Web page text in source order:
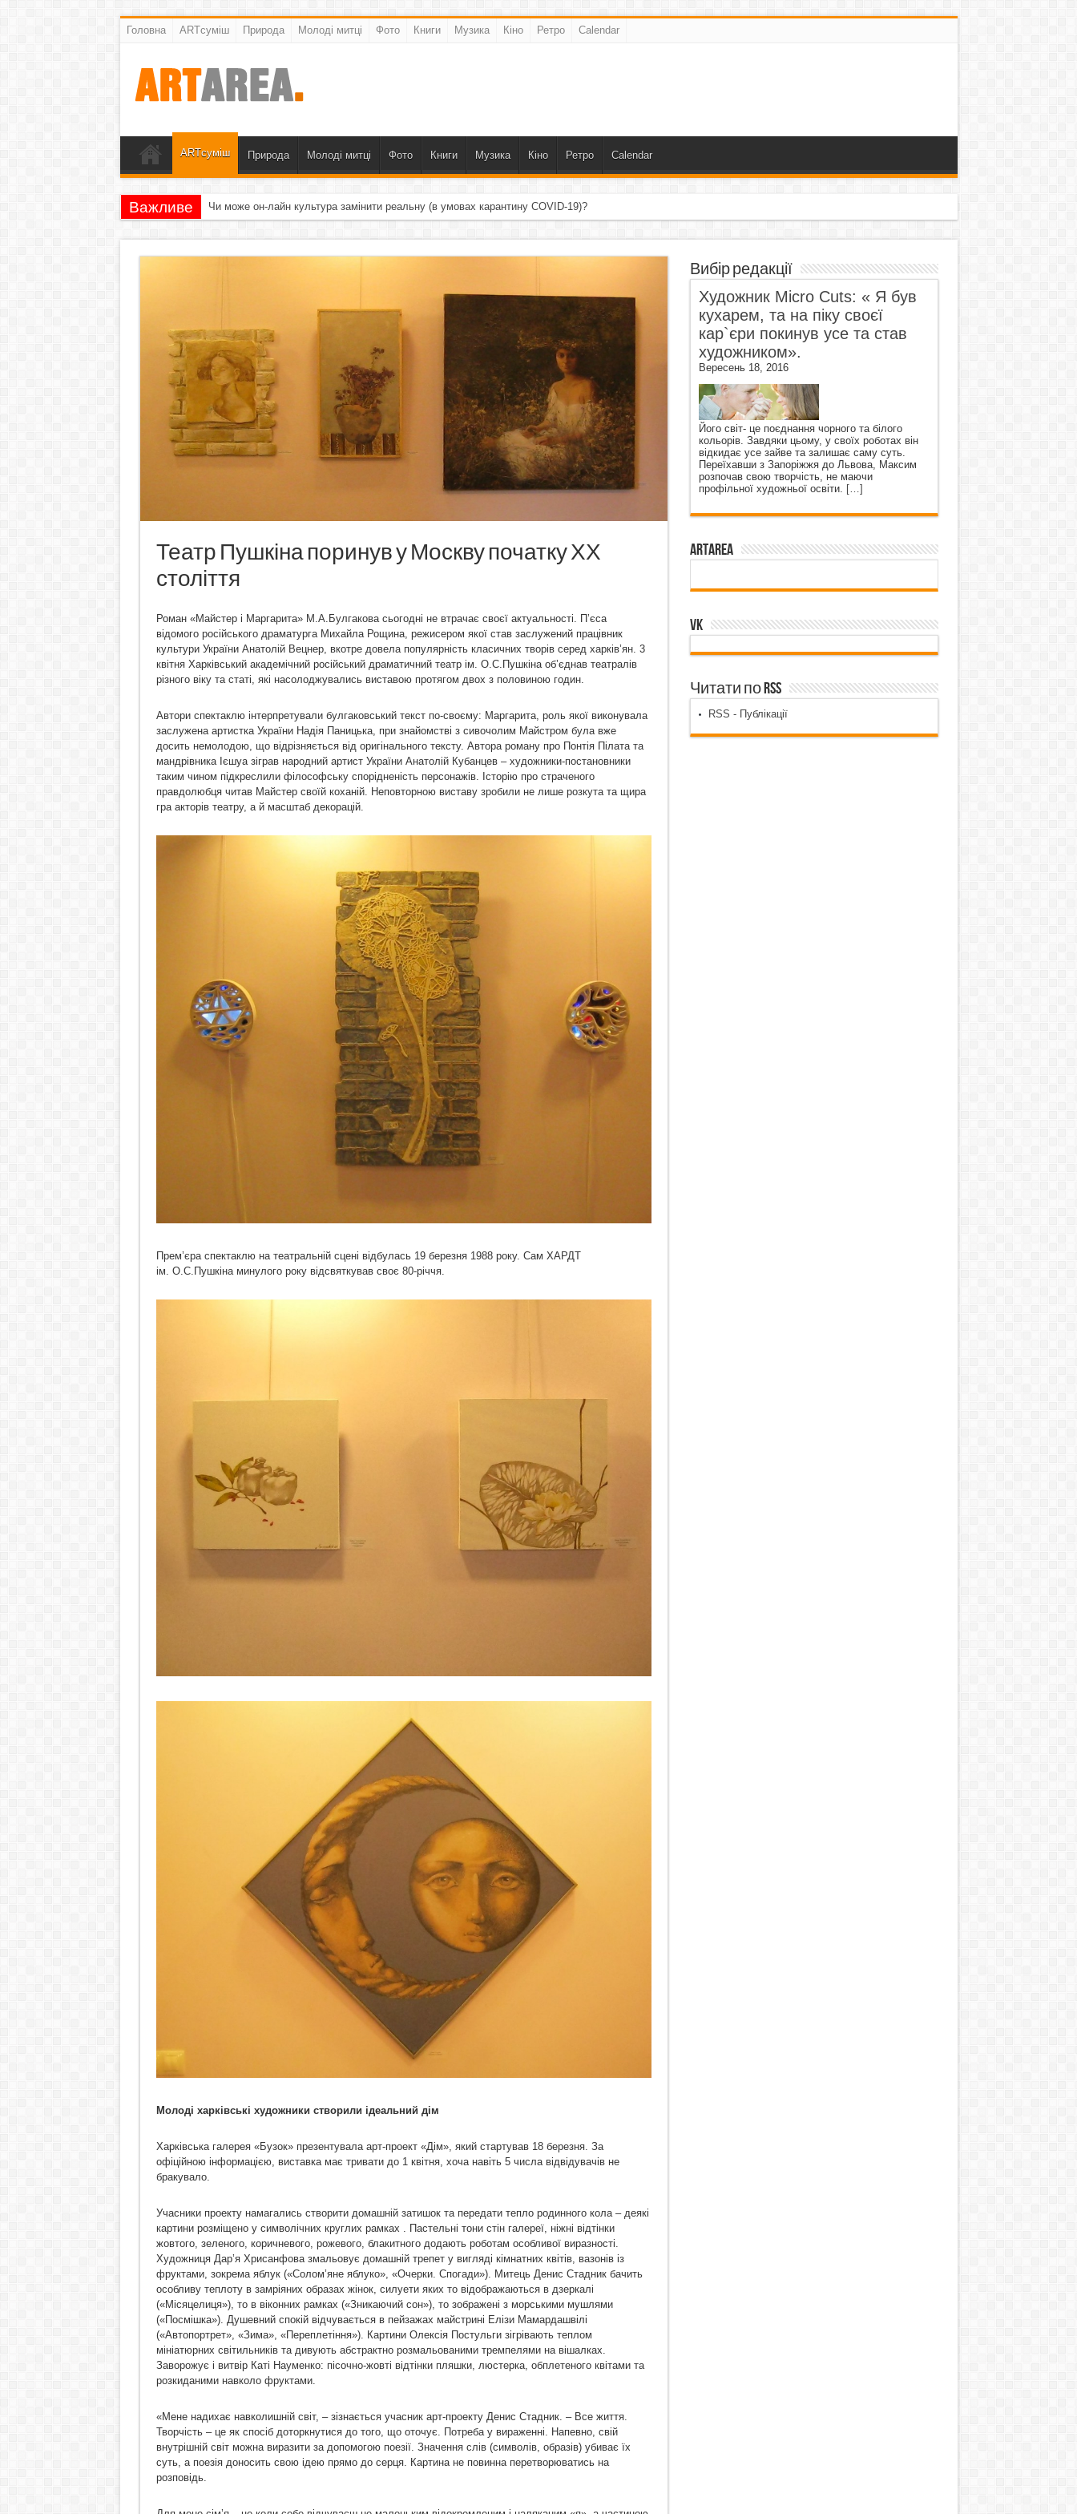
Головна ARTсуміш Природа Молоді митці Фото Книги Музика Кіно Ретро Calendar
ARTсуміш Природа Молоді митці Фото Книги Музика Кіно Ретро Calendar
Важливе Чи може он-лайн культура замінити реальну (в умовах карантину COVID-19)?
Театр Пушкіна поринув у Москву початку ХХ
століття
Роман «Майстер і Маргарита» М.А.Булгакова сьогодні не втрачає своєї актуальності. П’єса
відомого російського драматурга Михайла Рощина, режисером якої став заслужений працівник
культури України Анатолій Вецнер, вкотре довела популярність класичних творів серед харків’ян. 3
квітня Харківський академічний російський драматичний театр ім. О.С.Пушкіна об’єднав театралів
різного віку та статі, які насолоджувались виставою протягом двох з половиною годин.
Автори спектаклю інтерпретували булгаковський текст по-своєму: Маргарита, роль якої виконувала
заслужена артистка України Надія Паницька, при знайомстві з сивочолим Майстром була вже
досить немолодою, що відрізняється від оригінального тексту. Автора роману про Понтія Пілата та
мандрівника Ієшуа зіграв народний артист України Анатолій Кубанцев – художники-постановники
таким чином підкреслили філософську спорідненість персонажів. Історію про страченого
правдолюбця читав Майстер своїй коханій. Неповторною виставу зробили не лише розкута та щира
гра акторів театру, а й масштаб декорацій.
Прем’єра спектаклю на театральній сцені відбулась 19 березня 1988 року. Сам ХАРДТ
ім. О.С.Пушкіна минулого року відсвяткував своє 80-річчя.
Молоді харківські художники створили ідеальний дім
Харківська галерея «Бузок» презентувала арт-проект «Дім», який стартував 18 березня. За
офіційною інформацією, виставка має тривати до 1 квітня, хоча навіть 5 числа відвідувачів не
бракувало.
Учасники проекту намагались створити домашній затишок та передати тепло родинного кола – деякі
картини розміщено у символічних круглих рамках . Пастельні тони стін галереї, ніжні відтінки
жовтого, зеленого, коричневого, рожевого, блакитного додають роботам особливої виразності.
Художниця Дар’я Хрисанфова змальовує домашній трепет у вигляді кімнатних квітів, вазонів із
фруктами, зокрема яблук («Солом’яне яблуко», «Очерки. Спогади»). Митець Денис Стадник бачить
особливу теплоту в замріяних образах жінок, силуети яких то відображаються в дзеркалі
(«Місяцелиця»), то в віконних рамках («Зникаючий сон»), то зображені з морськими мушлями
(«Посмішка»). Душевний спокій відчувається в пейзажах майстрині Елізи Мамардашвілі
(«Автопортрет», «Зима», «Переплетіння»). Картини Олексія Постульги зігрівають теплом
мініатюрних світильників та дивують абстрактно розмальованими тремпелями на вішалках.
Заворожує і витвір Каті Науменко: пісочно-жовті відтінки пляшки, люстерка, обплетеного квітами та
розкиданими навколо фруктами.
«Мене надихає навколишній світ, – зізнається учасник арт-проекту Денис Стадник. – Все життя.
Творчість – це як спосіб доторкнутися до того, що оточує. Потреба у вираженні. Напевно, свій
внутрішній світ можна виразити за допомогою поезії. Значення слів (символів, образів) убиває їх
суть, а поезія доносить свою ідею прямо до серця. Картина не повинна перетворюватись на
розповідь.
Вибір редакції
Художник Micro Cuts: « Я був
кухарем, та на піку своєї
кар`єри покинув усе та став
художником».
Вересень 18, 2016
Його світ- це поєднання чорного та білого
кольорів. Завдяки цьому, у своїх роботах він
відкидає усе зайве та залишає саму суть.
Переїхавши з Запоріжжя до Львова, Максим
розпочав свою творчість, не маючи
профільної художньої освіти. […]
ArtArea
VK
Читати по RSS
RSS - Публікації